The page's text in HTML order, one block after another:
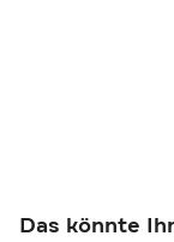
Das könnte